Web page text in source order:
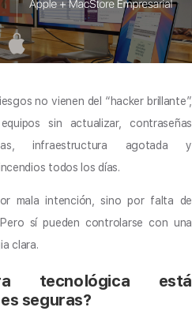
no vienen del “hacker brillante”,
sin actualizar, contraseñas
infraestructura agotada y
todos los días.
mala intención, sino por falta de
sí pueden controlarse con una
clara.
tecnológica está
seguras?